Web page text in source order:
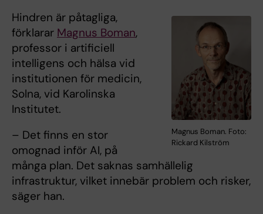
Magnus Boman. Foto:
Rickard Kilström
Hindren är påtagliga,
förklarar Magnus Boman,
professor i artificiell
intelligens och hälsa vid
institutionen för medicin,
Solna, vid Karolinska
Institutet.
– Det finns en stor
omognad inför AI, på
många plan. Det saknas samhällelig
infrastruktur, vilket innebär problem och risker,
säger han.